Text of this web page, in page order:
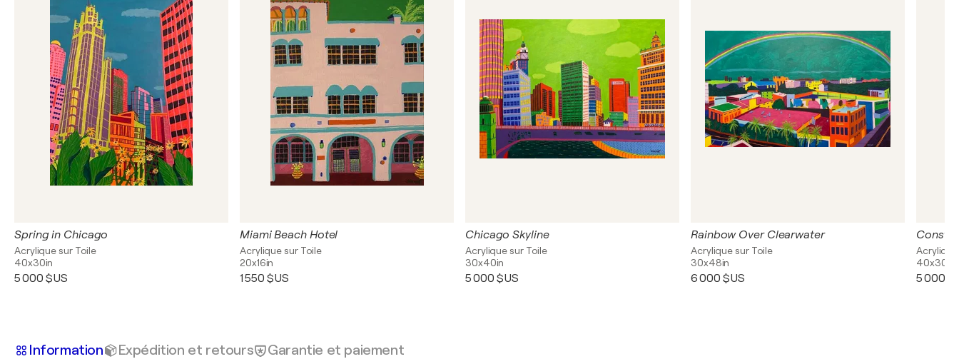
Spring in Chicago
Acrylique sur Toile
40x30in
5 000 $US
Miami Beach Hotel
Acrylique sur Toile
20x16in
1 550 $US
Chicago Skyline
Acrylique sur Toile
30x40in
5 000 $US
Rainbow Over Clearwater
Acrylique sur Toile
30x48in
6 000 $US
40x30in
5 000
Information Expédition et retours Garantie et paiement